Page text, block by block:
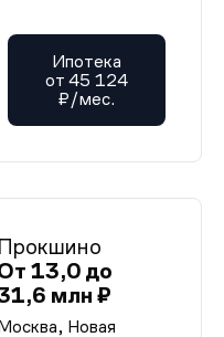
Ипотека
от 45 124
₽/мес.
Прокшино
13,0 до
млн ₽
Новая